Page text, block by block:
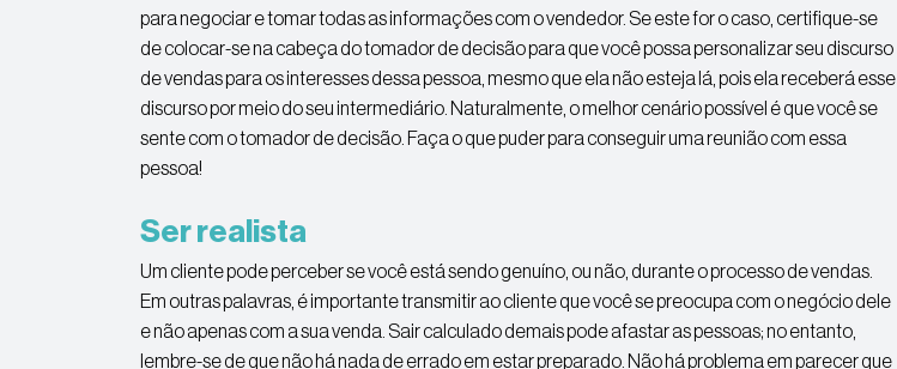
para negociar e tomar todas as informações com o vendedor. Se este for o caso, certifique-se
de colocar-se na cabeça do tomador de decisão para que você possa personalizar seu discurso
de vendas para os interesses dessa pessoa, mesmo que ela não esteja lá, pois ela receberá esse
discurso por meio do seu intermediário. Naturalmente, o melhor cenário possível é que você se
sente com o tomador de decisão. Faça o que puder para conseguir uma reunião com essa
pessoa!
Ser realista
Um cliente pode perceber se você está sendo genuíno, ou não, durante o processo de vendas.
Em outras palavras, é importante transmitir ao cliente que você se preocupa com o negócio dele
e não apenas com a sua venda. Sair calculado demais pode afastar as pessoas; no entanto,
lembre-se de que não há nada de errado em estar preparado. Não há problema em parecer que